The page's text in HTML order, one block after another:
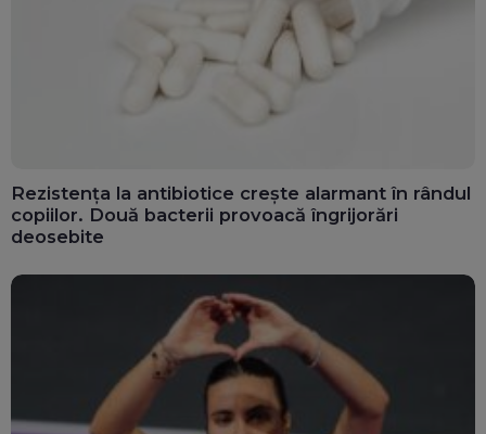
Rezistența la antibiotice crește alarmant în rândul
copiilor. Două bacterii provoacă îngrijorări
deosebite